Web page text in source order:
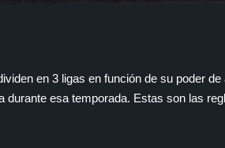
en 3 ligas en función de su poder
durante esa temporada. Estas son las